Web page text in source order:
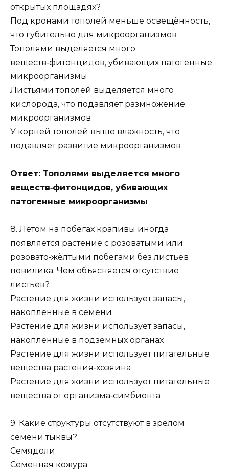
открытых площадях?
Под кронами тополей меньше освещённость,
что губительно для микроорганизмов
Тополями выделяется много
веществ‑фитонцидов, убивающих патогенные
микроорганизмы
Листьями тополей выделяется много
кислорода, что подавляет размножение
микроорганизмов
У корней тополей выше влажность, что
подавляет развитие микроорганизмов
Ответ: Тополями выделяется много
веществ‑фитонцидов, убивающих
патогенные микроорганизмы
8. Летом на побегах крапивы иногда
появляется растение с розоватыми или
розовато‑жёлтыми побегами без листьев
повилика. Чем объясняется отсутствие
листьев?
Растение для жизни использует запасы,
накопленные в семени
Растение для жизни использует запасы,
накопленные в подземных органах
Растение для жизни использует питательные
вещества растения‑хозяина
Растение для жизни использует питательные
вещества от организма‑симбионта
9. Какие структуры отсутствуют в зрелом
семени тыквы?
Семядоли
Семенная кожура